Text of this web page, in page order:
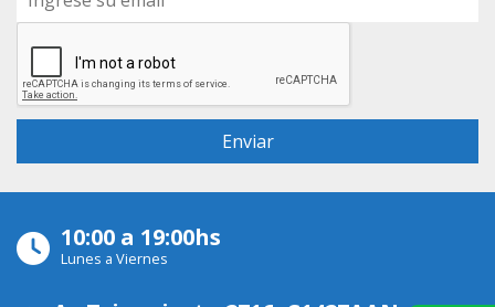
10:00 a 19:00hs
Lunes a Viernes